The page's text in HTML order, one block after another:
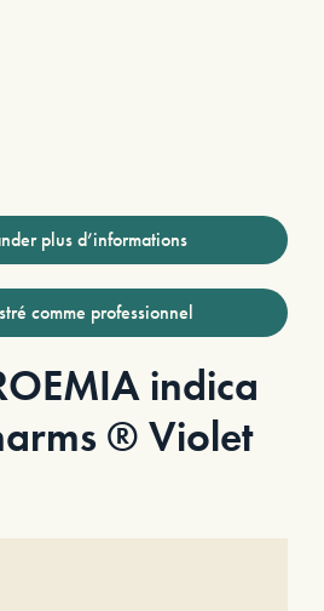
plus d’informations
comme professionnel
indica
® Violet